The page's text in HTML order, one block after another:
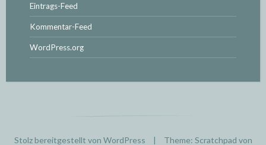
Eintrags-Feed
Kommentar-Feed
WordPress.org
Stolz bereitgestellt von WordPress | Theme: Scratchpad von